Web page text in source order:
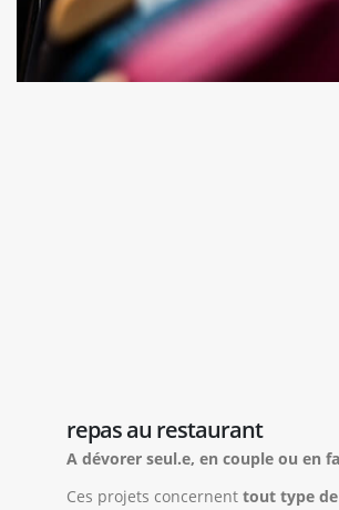
repas au restaurant
A dévorer seul.e, en couple ou en
Ces projets concernent tout type